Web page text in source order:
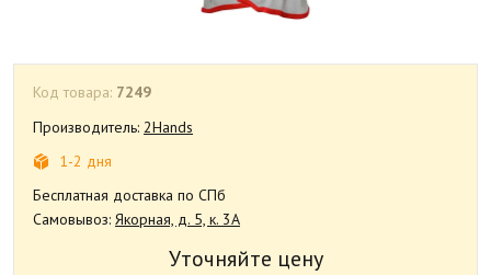
Код товара: 7249
Производитель: 2Hands
1-2 дня
Бесплатная доставка по СПб
Самовывоз: Якорная, д. 5, к. 3А
Уточняйте цену